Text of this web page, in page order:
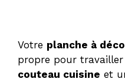
Votre planche à
propre pour
couteau cuisine et